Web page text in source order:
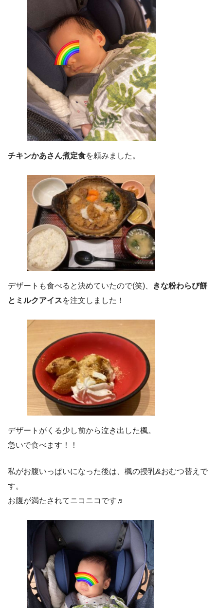
チキンかあさん煮定食を頼みました。
デザートも食べると決めていたので(笑)、
きな粉わらび餅
とミルクアイスを注文しました！
デザートがくる少し前から泣き出した楓。
急いで食べます！！
私がお腹いっぱいになった後は、楓の授乳&おむつ替えで
す。
お腹が満たされてニコニコです♬